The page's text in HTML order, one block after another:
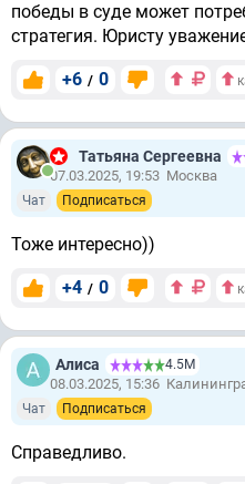
победы в суде может
стратегия. Юристу
+6 / 0
Татьяна Сергеевна
07.03.2025, 19:53 Москва
Чат Подписаться
Тоже интересно))
+4 / 0
Алиса 4.5М
08.03.2025, 15:36
Чат Подписаться
Справедливо.